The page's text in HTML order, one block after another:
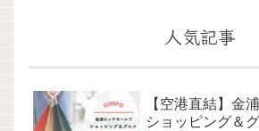
人気記事
【空港直結】金
ショッピング＆